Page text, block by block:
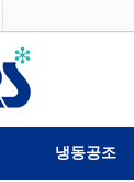
냉동공조